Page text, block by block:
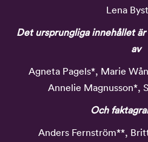
Lena
Det ursprungliga innehållet
av
Agneta Pagels*, Marie
Annelie Magnusson*,
Och
Anders Fernström**,